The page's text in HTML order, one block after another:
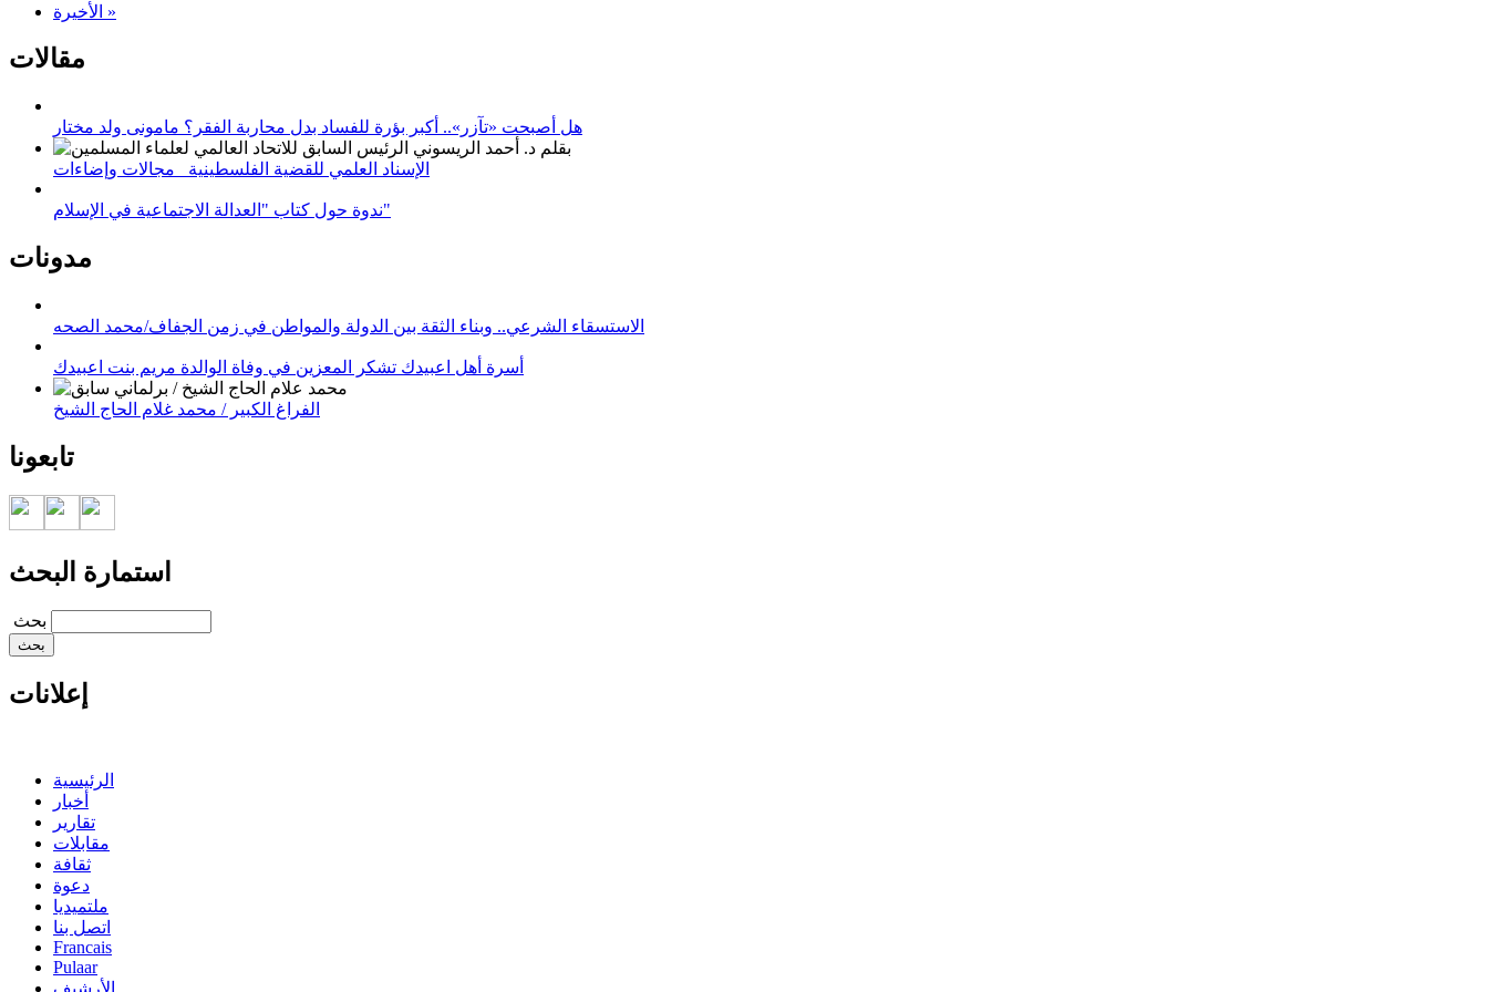
الأخيرة »
مقالات
هل أصبحت «تآزر».. أكبر بؤرة للفساد بدل محاربة الفقر؟ مامونى ولد مختار
الإسناد العلمي للقضية الفلسطينية_ مجالات وإضاءات
ندوة حول كتاب "العدالة الاجتماعية في الإسلام"
مدونات
الاستسقاء الشرعي.. وبناء الثقة بين الدولة والمواطن في زمن الجفاف/محمد الصحه
أسرة أهل اعبيدك تشكر المعزين في وفاة الوالدة مريم بنت اعبيدك
الفراغ الكبير / محمد غلام الحاج الشيخ
تابعونا
استمارة البحث
‏بحث ‏
إعلانات
الرئيسية
أخبار
تقارير
مقابلات
ثقافة
دعوة
ملتميديا
اتصل بنا
Francais
Pulaar
الأرشيف